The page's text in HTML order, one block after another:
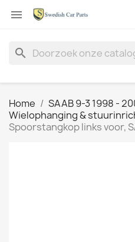

search
Home SAAB 9-3 1998 -
Wielophanging &
Spoorstangkop links voor,